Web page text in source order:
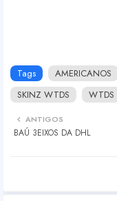
Tags AMERICANOS
SKINZ WTDS
WTDS
ANTIGOS
BAÚ 3EIXOS DA DHL